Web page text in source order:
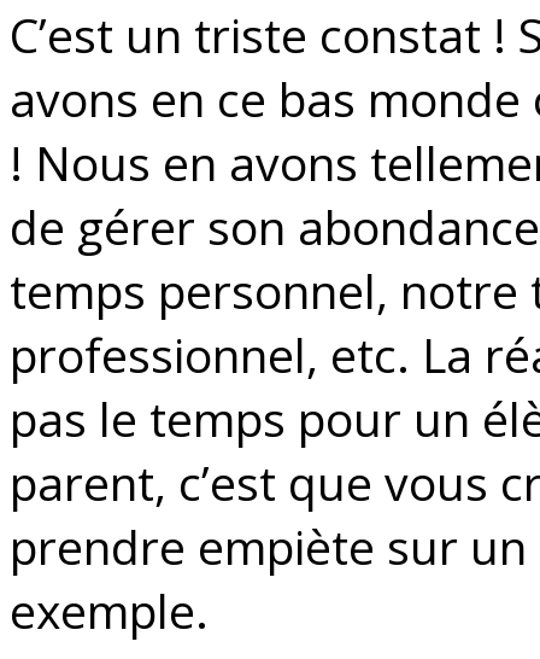
C’est un triste constat !
avons en ce bas
! Nous en avons
de gérer son
temps personnel,
professionnel, etc. La
pas le temps pour un
parent, c’est que vous
prendre empiète sur
exemple.